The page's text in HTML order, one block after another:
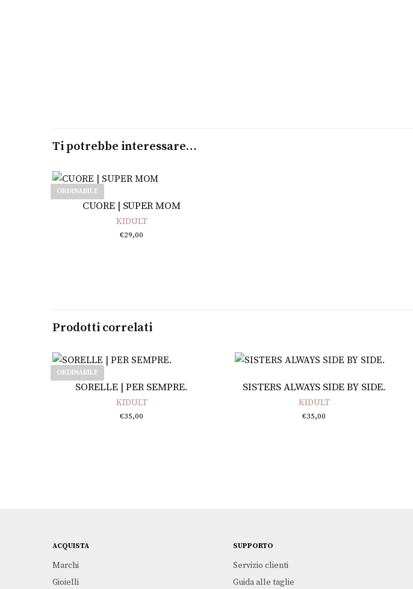
Ti potrebbe interessare…
ORDINABILE
Leggi tutto
CUORE | SUPER MOM
KIDULT
€29,00
Prodotti correlati
ORDINABILE
Leggi tutto
SORELLE | PER SEMPRE.
KIDULT
€35,00
SISTERS ALWAYS SIDE BY SIDE.
KIDULT
€35,00
ACQUISTA
Marchi
Gioielli
SUPPORTO
Servizio clienti
Guida alle taglie